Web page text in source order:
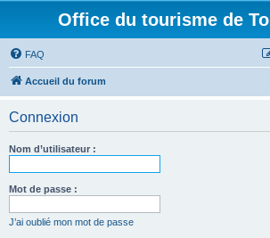
Office du tourisme de
FAQ
Accueil du forum
Connexion
Nom d’utilisateur :
Mot de passe :
J’ai oublié mon mot de passe